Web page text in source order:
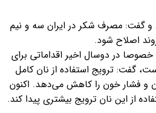
گفت: مصرف شکر در ایران سه و نیم
در دو‌سال اخیر اقداماتی برای
گفت: ترویج استفاده از نان کامل
و فشار خون را کاهش می‌دهد. اکنون